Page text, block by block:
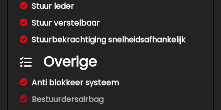
Stuur leder
Stuur verstelbaar
Stuurbekrachtiging snelheidsafhankelijk
Overige
Anti blokkeer systeem
Bestuurdersairbag